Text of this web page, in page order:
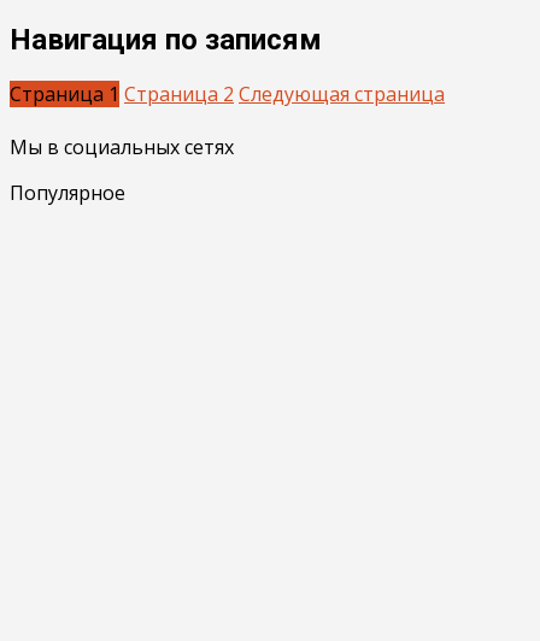
Навигация по записям
Страница 1 Страница 2 Следующая страница
Мы в социальных сетях
Популярное